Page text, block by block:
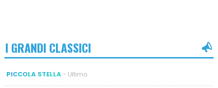
I GRANDI CLASSICI
PICCOLA STELLA- Ultimo